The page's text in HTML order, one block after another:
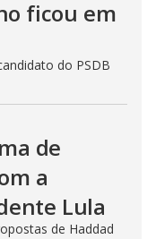
ficou em
do PSDB
de
a
Lula
de Haddad